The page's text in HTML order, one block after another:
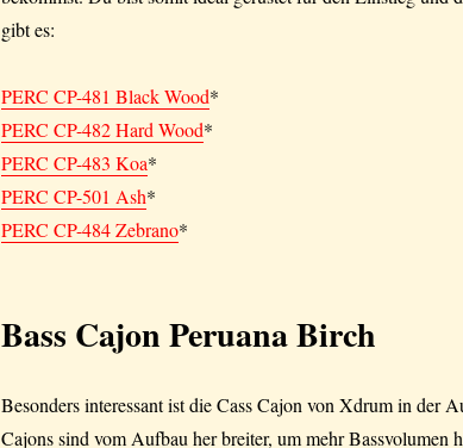
gibt es:
PERC CP-481 Black Wood*
PERC CP-482 Hard Wood*
PERC CP-483 Koa*
PERC CP-501 Ash*
PERC CP-484 Zebrano*
Bass Cajon Peruana Birch
Besonders interessant ist die Cass Cajon von Xdrum in der
Cajons sind vom Aufbau her breiter, um mehr Bassvolumen